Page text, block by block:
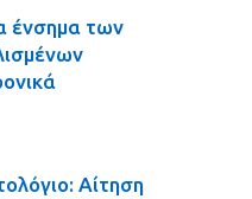
ένσημα των
Αίτηση